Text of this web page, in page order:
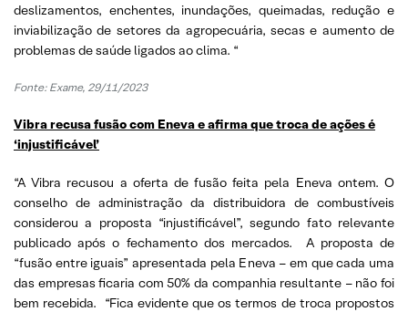
deslizamentos, enchentes, inundações, queimadas, redução e
inviabilização de setores da agropecuária, secas e aumento de
problemas de saúde ligados ao clima. “
Fonte: Exame, 29/11/2023
Vibra recusa fusão com Eneva e afirma que troca de ações é
‘injustificável’
“A Vibra recusou a oferta de fusão feita pela Eneva ontem. O
conselho de administração da distribuidora de combustíveis
considerou a proposta “injustificável”, segundo fato relevante
publicado após o fechamento dos mercados. A proposta de
“fusão entre iguais” apresentada pela Eneva – em que cada uma
das empresas ficaria com 50% da companhia resultante – não foi
bem recebida. “Fica evidente que os termos de troca propostos